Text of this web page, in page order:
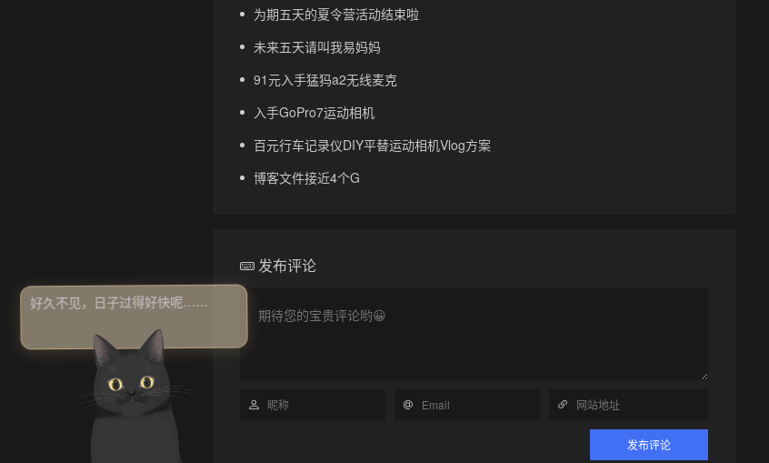
为期五天的夏令营活动结束啦
未来五天请叫我易妈妈
91元入手猛犸a2无线麦克
入手GoPro7运动相机
百元行车记录仪DIY平替运动相机Vlog方案
博客文件接近4个G
发布评论
好久不见，日子过得好快呢……